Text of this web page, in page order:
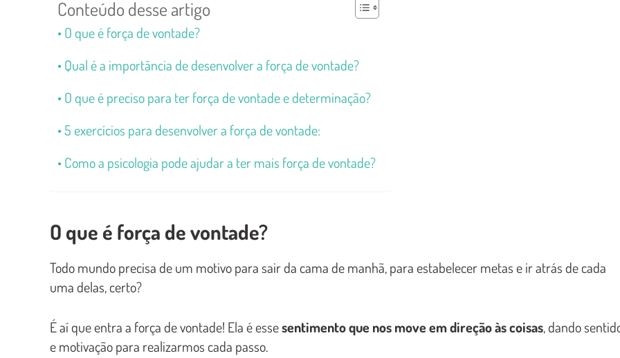
Conteúdo desse artigo
O que é força de vontade?
Qual é a importância de desenvolver a força de vontade?
O que é preciso para ter força de vontade e determinação?
5 exercícios para desenvolver a força de vontade:
Como a psicologia pode ajudar a ter mais força de vontade?
O que é força de vontade?
Todo mundo precisa de um motivo para sair da cama de manhã, para estabelecer metas e ir atrás de cada
uma delas, certo?
É aí que entra a força de vontade! Ela é essesentimento que nos move em direção às coisas, dando
e motivação para realizarmos cada passo.